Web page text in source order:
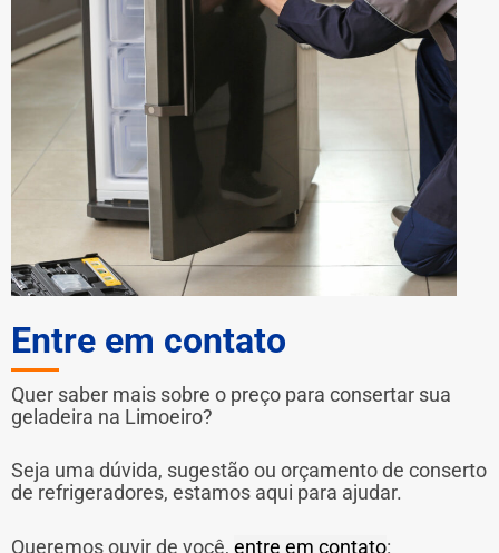
Entre em contato
Quer saber mais sobre o preço para consertar sua
geladeira na Limoeiro?
Seja uma dúvida, sugestão ou orçamento de conserto
de refrigeradores, estamos aqui para ajudar.
Queremos ouvir de você, entre em contato: